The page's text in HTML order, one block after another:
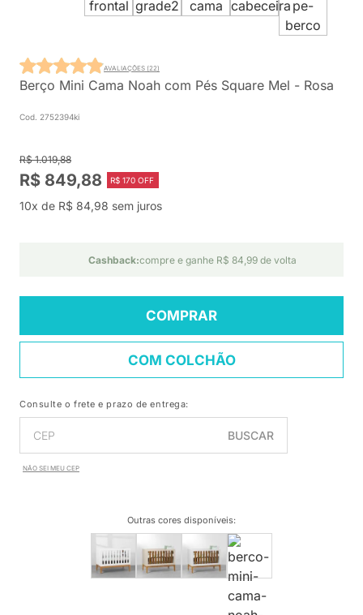
Berço Mini Cama Noah com Pés Square Mel - Rosa
Cod. 2752394ki
AVALIAÇÕES (22)
R$ 1.019,88
R$ 849,88 R$ 170 OFF
10x de R$ 84,98 sem juros
Cashback:compre e ganhe R$ 84,99 de volta
COMPRAR
COM COLCHÃO
Consulte o frete e prazo de entrega:
BUSCAR
NÃO SEI MEU CEP
Outras cores disponíveis: